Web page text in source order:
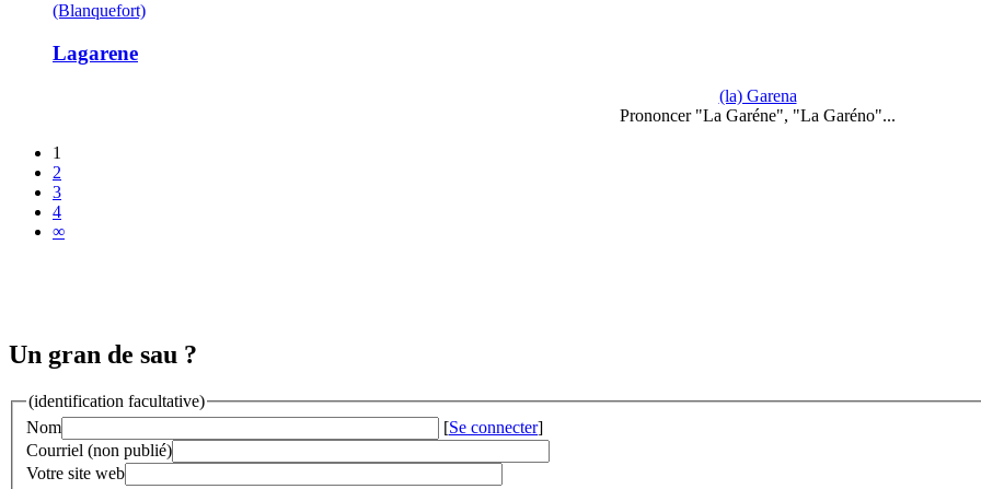
(Blanquefort)
Lagarene
(la) Garena
Prononcer "La Garéne", "La Garéno"...
1
2
3
4
∞
Un gran de sau ?
(identification facultative)
Nom
[Se connecter]
Courriel (non publié)
Votre site web